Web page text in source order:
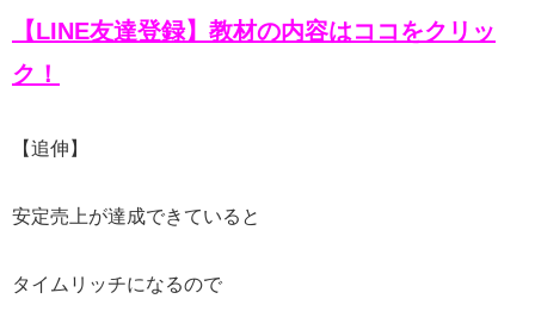
【LINE友達登録】教材の内容はココをクリッ
ク！
【追伸】
安定売上が達成できていると
タイムリッチになるので